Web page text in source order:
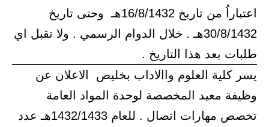
اعتباراُ من تاريخ 16/8/1432هـ وحتى تاريخ
30/8/1432هـ . خلال الدوام الرسمي . ولا تقبل اي
طلبات بعد هذا التاريخ .
يسر كلية العلوم واالاداب بخليص الاعلان عن
وظيفة معيد المخصصة لوحدة المواد العامة
تخصص مهارات اتصال . للعام 1432/1433هـ عدد